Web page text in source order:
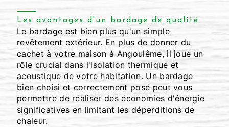
Les avantages d'un bardage de qualité
Le bardage est bien plus qu'un simple
revêtement extérieur. En plus de donner du
cachet à votre maison à Angoulême, il joue un
rôle crucial dans l'isolation thermique et
acoustique de votre habitation. Un bardage
bien choisi et correctement posé peut vous
permettre de réaliser des économies d'énergie
significatives en limitant les déperditions de
chaleur.